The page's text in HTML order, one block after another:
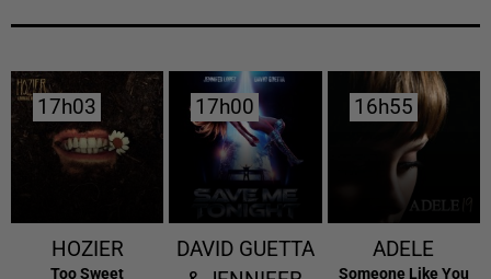
17h03
17h03
HOZIER
Too Sweet
17h00
17h00
DAVID GUETTA
16h55
16h55
ADELE
Someone Like You